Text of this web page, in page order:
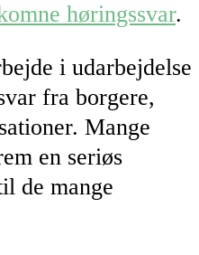
høringssvar.
i udarbejdelse
fra borgere,
Mange
en seriøs
de mange